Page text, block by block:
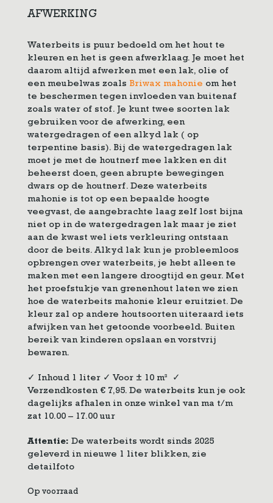
AFWERKING
Waterbeits is puur bedoeld om het hout te
kleuren en het is geen afwerklaag. Je moet het
daarom altijd afwerken met een lak, olie of
een meubelwas zoals Briwax mahonie om het
te beschermen tegen invloeden van buitenaf
zoals water of stof. Je kunt twee soorten lak
gebruiken voor de afwerking, een
watergedragen of een alkyd lak ( op
terpentine basis). Bij de watergedragen lak
moet je met de houtnerf mee lakken en dit
beheerst doen, geen abrupte bewegingen
dwars op de houtnerf. Deze waterbeits
mahonie is tot op een bepaalde hoogte
veegvast, de aangebrachte laag zelf lost bijna
niet op in de watergedragen lak maar je ziet
aan de kwast wel iets verkleuring ontstaan
door de beits. Alkyd lak kun je probleemloos
opbrengen over waterbeits, je hebt alleen te
maken met een langere droogtijd en geur. Met
het proefstukje van grenenhout laten we zien
hoe de waterbeits mahonie kleur eruitziet. De
kleur zal op andere houtsoorten uiteraard iets
afwijken van het getoonde voorbeeld. Buiten
bereik van kinderen opslaan en vorstvrij
bewaren.
✓ Inhoud 1 liter ✓ Voor ± 10 m² ✓
Verzendkosten € 7,95. De waterbeits kun je ook
dagelijks afhalen in onze winkel van ma t/m
zat 10.00 – 17.00 uur
Attentie: De waterbeits wordt sinds 2025
geleverd in nieuwe 1 liter blikken, zie
detailfoto
Op voorraad